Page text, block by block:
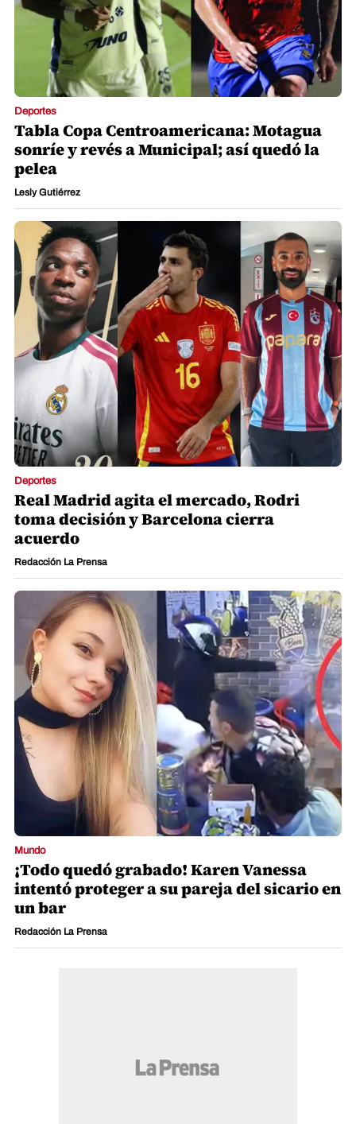
Deportes
Tabla Copa Centroamericana: Motagua
sonríe y revés a Municipal; así quedó la
pelea
Lesly Gutiérrez
Deportes
Real Madrid agita el mercado, Rodri
toma decisión y Barcelona cierra
acuerdo
Redacción La Prensa
Mundo
¡Todo quedó grabado! Karen Vanessa
intentó proteger a su pareja del sicario en
un bar
Redacción La Prensa